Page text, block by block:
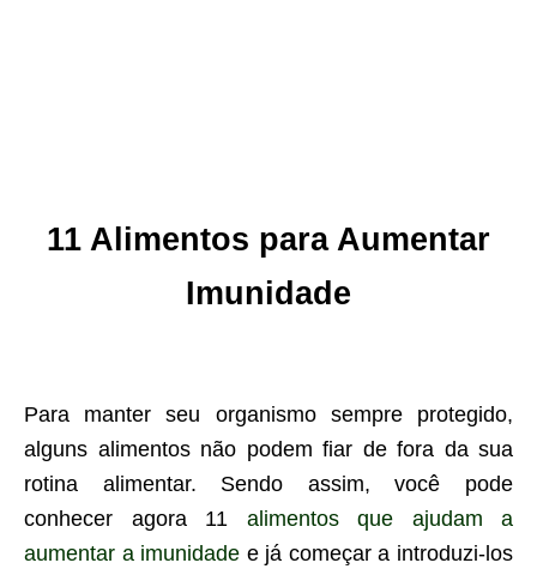
11 Alimentos para Aumentar
Imunidade
Para manter seu organismo sempre protegido,
alguns alimentos não podem fiar de fora da sua
rotina alimentar. Sendo assim, você pode
conhecer agora 11 alimentos que ajudam a
aumentar a imunidade e já começar a introduzi-los